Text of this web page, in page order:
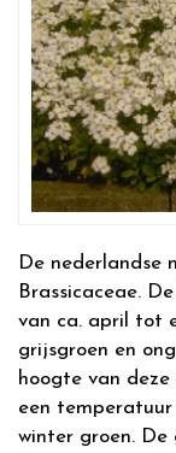
De nederlandse
Brassicaceae.
van ca. april tot
grijsgroen en
hoogte van deze
een
winter groen.